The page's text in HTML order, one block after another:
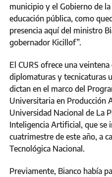
municipio y el Gobierno de
educación pública, como
presencia aquí del ministro
gobernador Kicillof”.
El CURS ofrece una
diplomaturas y tecnicaturas
dictan en el marco del
Universitaria en Producción
Universidad Nacional de La
Inteligencia Artificial, que se
cuatrimestre de este año, a
Tecnológica Nacional.
Previamente, Bianco había